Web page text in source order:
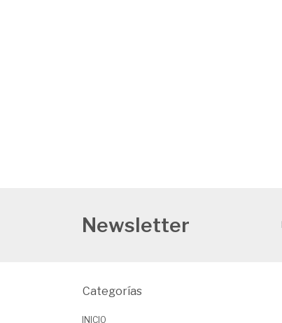
Newsletter
Categorías
INICIO